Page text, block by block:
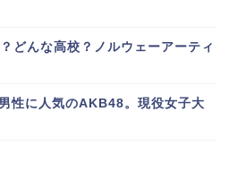
どんな高校？ノルウェーアーティ
性に人気のAKB48。現役女子大